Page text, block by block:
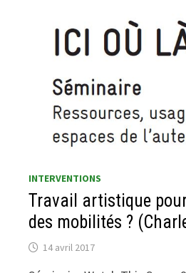
INTERVENTIONS
Travail artistique
des mobilités ?
14 avril 2017